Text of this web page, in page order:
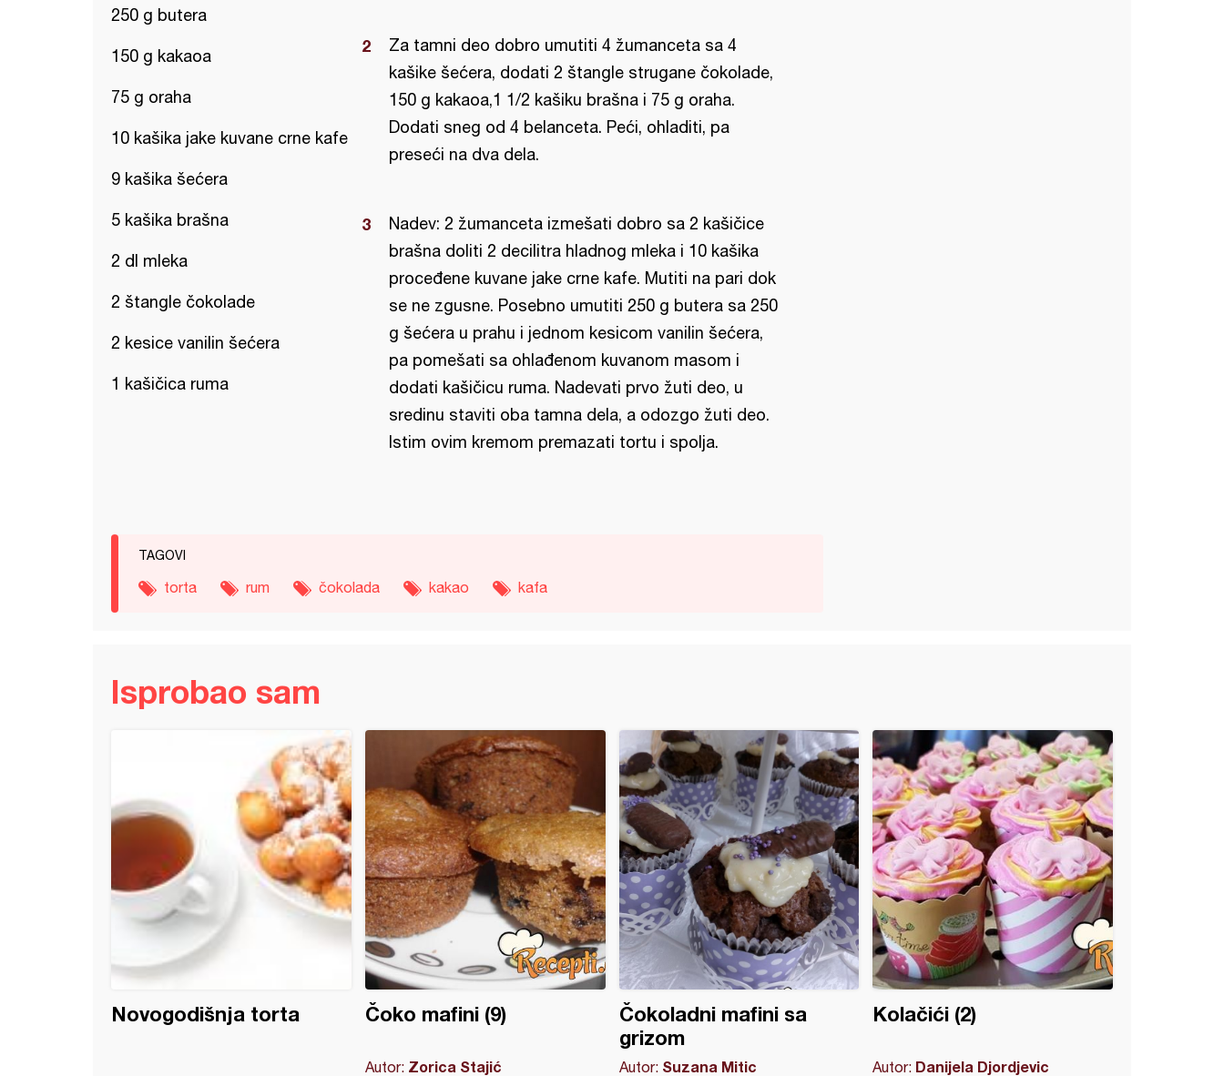
250 g butera
150 g kakaoa
75 g oraha
10 kašika jake kuvane crne kafe
9 kašika šećera
5 kašika brašna
2 dl mleka
2 štangle čokolade
2 kesice vanilin šećera
1 kašičica ruma
Za tamni deo dobro umutiti 4 žumanceta sa 4
kašike šećera, dodati 2 štangle strugane čokolade,
150 g kakaoa,1 1/2 kašiku brašna i 75 g oraha.
Dodati sneg od 4 belanceta. Peći, ohladiti, pa
preseći na dva dela.
Nadev: 2 žumanceta izmešati dobro sa 2 kašičice
brašna doliti 2 decilitra hladnog mleka i 10 kašika
proceđene kuvane jake crne kafe. Mutiti na pari dok
se ne zgusne. Posebno umutiti 250 g butera sa 250
g šećera u prahu i jednom kesicom vanilin šećera,
pa pomešati sa ohlađenom kuvanom masom i
dodati kašičicu ruma. Nadevati prvo žuti deo, u
sredinu staviti oba tamna dela, a odozgo žuti deo.
Istim ovim kremom premazati tortu i spolja.
TAGOVI
torta rum čokolada kakao kafa
Isprobao sam
Novogodišnja torta Čoko mafini (9)
Autor: Zorica Stajić
Čokoladni mafini sa
grizom
Autor: Suzana Mitic
Kolačići (2)
Autor: Danijela Djordjevic